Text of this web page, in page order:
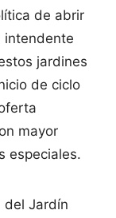
de abrir
intendente
jardines
de ciclo
mayor
especiales.
del Jardín